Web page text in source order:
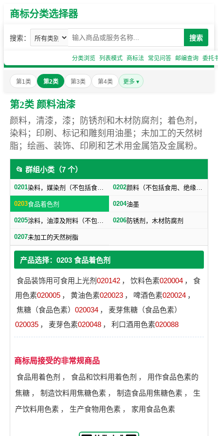
商标分类选择器
搜索： 搜索
分类浏览 列表模式 商标法 常见问答 邮编查询 委托
第1类 第2类 第3类 第4类 更多 ▾
第2类 颜料油漆
颜料，清漆，漆；防锈剂和木材防腐剂；着色剂，
染料；印刷、标记和雕刻用油墨；未加工的天然树
脂；绘画、装饰、印刷和艺术用金属箔及金属粉。
📂 群组小类（7 个）
0201 染料，媒染剂（不包括食用） 0202 颜料（不包括食用、绝缘用），画家、装饰家、印刷商和艺术家用金属箔及金属粉
0203食品着色剂 0204油墨
0205 涂料，油漆及附料（不包括绝缘漆） 0206防锈剂，木材防腐剂
0207未加工的天然树脂
产品选择：0203 食品着色剂
食品装饰用可食用上光剂 020142 ， 饮料色素020004 ，
食
用色素020005 ， 黄油色素020023 ， 啤酒色素020024 ，
焦糖（食品色素） 020034 ，
麦芽焦糖（食品色素）
020035 ， 麦芽色素020048 ， 利口酒用色素020088
商标局接受的非常规商品
食品用着色剂 ， 食品和饮料用着色剂 ，
用作食品色素的
焦糖 ， 制造饮料用焦糖色素 ， 制造食品用焦糖色素 ，
生
产饮料用色素 ， 生产食物用色素 ， 家用食品色素